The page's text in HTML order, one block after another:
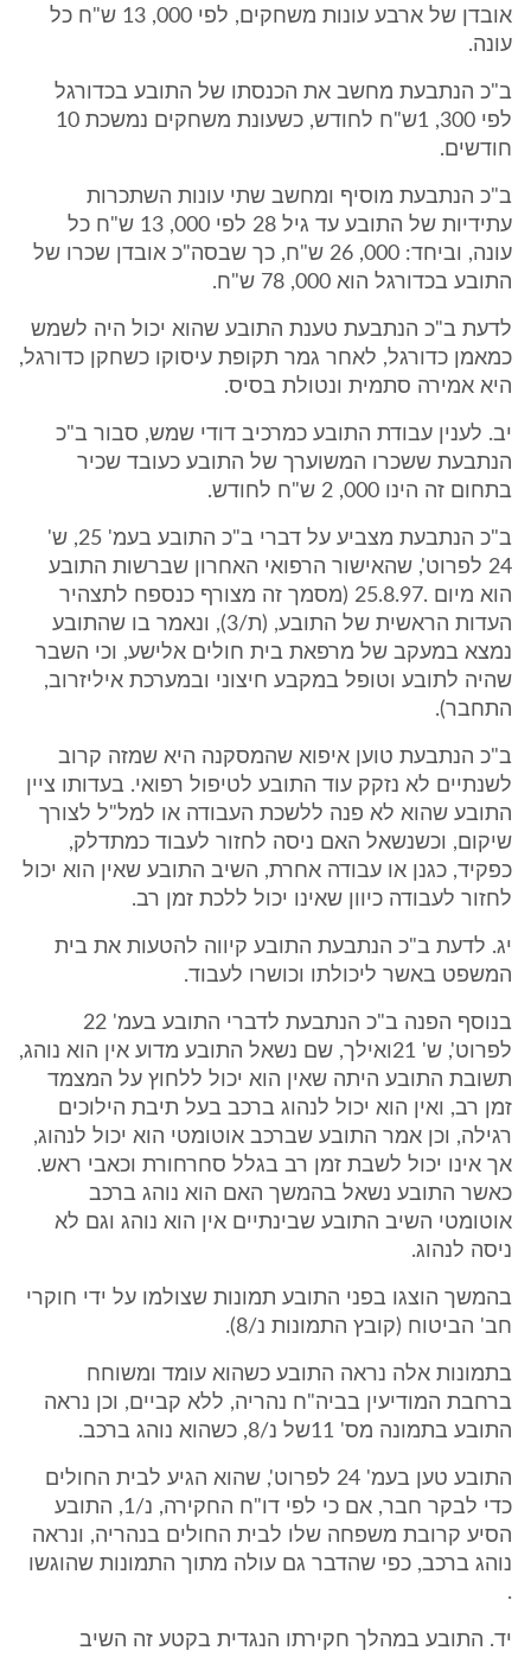
אובדן של ארבע עונות משחקים, לפי 000, 13 ש"ח כל
עונה.
ב"כ הנתבעת מחשב את הכנסתו של התובע בכדורגל
לפי 300, 1ש"ח לחודש, כשעונת משחקים נמשכת 10
חודשים.
ב"כ הנתבעת מוסיף ומחשב שתי עונות השתכרות
עתידיות של התובע עד גיל 28 לפי 000, 13 ש"ח כל
עונה, וביחד: 000, 26 ש"ח, כך שבסה"כ אובדן שכרו של
התובע בכדורגל הוא 000, 78 ש"ח.
לדעת ב"כ הנתבעת טענת התובע שהוא יכול היה לשמש
כמאמן כדורגל, לאחר גמר תקופת עיסוקו כשחקן כדורגל,
היא אמירה סתמית ונטולת בסיס.
יב. לענין עבודת התובע כמרכיב דודי שמש, סבור ב"כ
הנתבעת ששכרו המשוערך של התובע כעובד שכיר
בתחום זה הינו 000, 2 ש"ח לחודש.
ב"כ הנתבעת מצביע על דברי ב"כ התובע בעמ' 25, ש'
24 לפרוט', שהאישור הרפואי האחרון שברשות התובע
הוא מיום .25.8.97 (מסמך זה מצורף כנספח לתצהיר
העדות הראשית של התובע, (ת/3), ונאמר בו שהתובע
נמצא במעקב של מרפאת בית חולים אלישע, וכי השבר
שהיה לתובע וטופל במקבע חיצוני ובמערכת איליזרוב,
התחבר).
ב"כ הנתבעת טוען איפוא שהמסקנה היא שמזה קרוב
לשנתיים לא נזקק עוד התובע לטיפול רפואי. בעדותו ציין
התובע שהוא לא פנה ללשכת העבודה או למל"ל לצורך
שיקום, וכשנשאל האם ניסה לחזור לעבוד כמתדלק,
כפקיד, כגנן או עבודה אחרת, השיב התובע שאין הוא יכול
לחזור לעבודה כיוון שאינו יכול ללכת זמן רב.
יג. לדעת ב"כ הנתבעת התובע קיווה להטעות את בית
המשפט באשר ליכולתו וכושרו לעבוד.
בנוסף הפנה ב"כ הנתבעת לדברי התובע בעמ' 22
לפרוט', ש' 21ואילך, שם נשאל התובע מדוע אין הוא נוהג,
תשובת התובע היתה שאין הוא יכול ללחוץ על המצמד
זמן רב, ואין הוא יכול לנהוג ברכב בעל תיבת הילוכים
רגילה, וכן אמר התובע שברכב אוטומטי הוא יכול לנהוג,
אך אינו יכול לשבת זמן רב בגלל סחרחורת וכאבי ראש.
כאשר התובע נשאל בהמשך האם הוא נוהג ברכב
אוטומטי השיב התובע שבינתיים אין הוא נוהג וגם לא
ניסה לנהוג.
בהמשך הוצגו בפני התובע תמונות שצולמו על ידי חוקרי
חב' הביטוח (קובץ התמונות נ/8).
בתמונות אלה נראה התובע כשהוא עומד ומשוחח
ברחבת המודיעין בביה"ח נהריה, ללא קביים, וכן נראה
התובע בתמונה מס' 11של נ/8, כשהוא נוהג ברכב.
התובע טען בעמ' 24 לפרוט', שהוא הגיע לבית החולים
כדי לבקר חבר, אם כי לפי דו"ח החקירה, נ/1, התובע
הסיע קרובת משפחה שלו לבית החולים בנהריה, ונראה
נוהג ברכב, כפי שהדבר גם עולה מתוך התמונות שהוגשו
.
יד. התובע במהלך חקירתו הנגדית בקטע זה השיב